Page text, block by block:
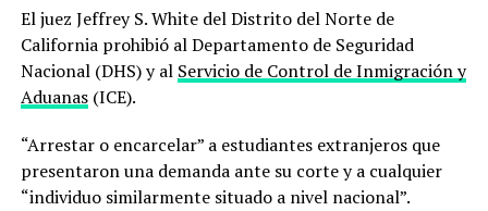
El juez Jeffrey S. White del Distrito del Norte de
California prohibió al Departamento de Seguridad
Nacional (DHS) y al Servicio de Control de Inmigración y
Aduanas(ICE).
“Arrestar o encarcelar” a estudiantes extranjeros que
presentaron una demanda ante su corte y a cualquier
“individuo similarmente situado a nivel nacional”.